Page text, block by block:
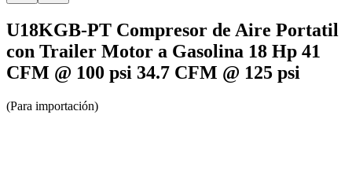
U18KGB-PT Compresor de Aire Portatil
con Trailer Motor a Gasolina 18 Hp 41
CFM @ 100 psi 34.7 CFM @ 125 psi
(Para importación)